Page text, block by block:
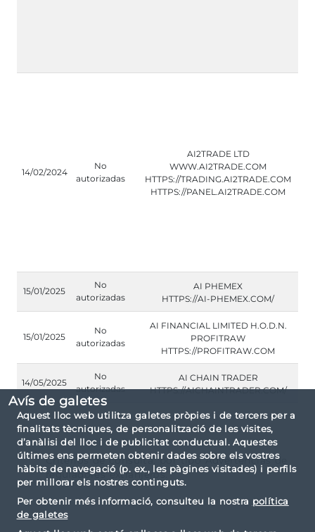
Avís de galetes
Aquest lloc web utilitza galetes pròpies i de tercers per a
finalitats tècniques, de personalització de les visites,
d’anàlisi del lloc i de publicitat conductual. Aquestes
últimes ens permeten obtenir dades sobre els vostres
hàbits de navegació (p. ex., les pàgines visitades) i perfils
per millorar els nostres continguts.
Per obtenir més informació, consulteu la nostra política
de galetes
14/02/2024
No
autorizadas
AI2TRADE LTD
WWW.AI2TRADE.COM
HTTPS://TRADING.AI2TRADE.COM
HTTPS://PANEL.AI2TRADE.COM
15/01/2025
No
autorizadas
AI PHEMEX
HTTPS://AI-PHEMEX.COM/
15/01/2025
No
autorizadas
AI FINANCIAL LIMITED H.O.D.N.
PROFITRAW
HTTPS://PROFITRAW.COM
14/05/2025
No
autorizadas
AI CHAIN TRADER
HTTPS://AICHAINTRADER.COM/
Criterios de consulta: por tipo Advertencias de
reguladores extranjeros.